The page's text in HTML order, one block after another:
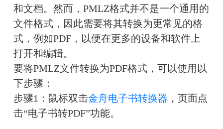
和文档。然而，PMLZ格式并不是一个通用的
文件格式，因此需要将其转换为更常见的格
式，例如PDF，以便在更多的设备和软件上
打开和编辑。
要将PMLZ文件转换为PDF格式，可以使用以
下步骤：
步骤1：鼠标双击金舟电子书转换器 ，页面点
击“电子书转PDF”功能。